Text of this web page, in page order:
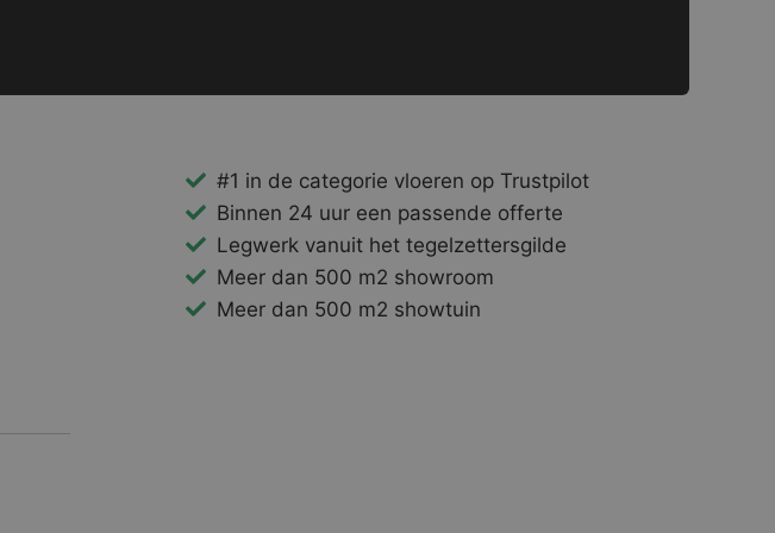
#1 in de categorie vloeren op Trustpilot
Binnen 24 uur een passende offerte
Legwerk vanuit het tegelzettersgilde
Meer dan 500 m2 showroom
Meer dan 500 m2 showtuin